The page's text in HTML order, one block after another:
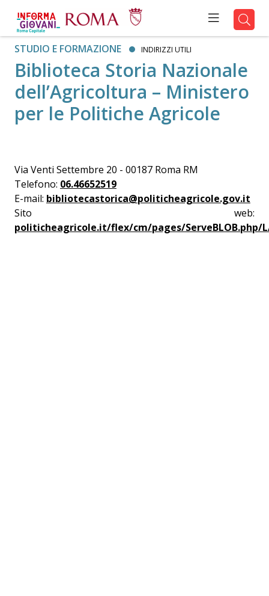
STUDIO E FORMAZIONE INDIRIZZI UTILI
Biblioteca Storia Nazionale
dell’Agricoltura – Ministero
per le Politiche Agricole
Via Venti Settembre 20 - 00187 Roma RM
Telefono: 06.46652519
E-mail: bibliotecastorica@politicheagricole.gov.it
Sito web:
politicheagricole.it/flex/cm/pages/ServeBLOB.php/